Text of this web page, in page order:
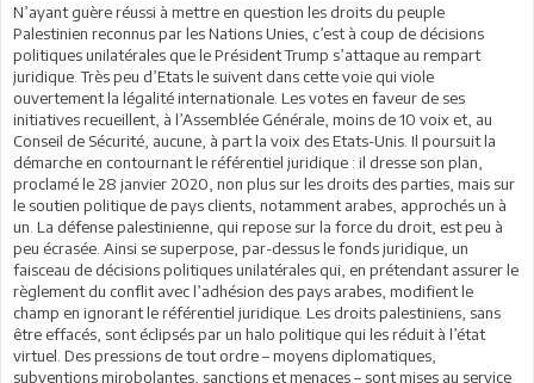
N’ayant guère réussi à mettre en question les droits du peuple
Palestinien reconnus par les Nations Unies, c’est à coup de décisions
politiques unilatérales que le Président Trump s’attaque au rempart
juridique. Très peu d’Etats le suivent dans cette voie qui viole
ouvertement la légalité internationale. Les votes en faveur de ses
initiatives recueillent, à l’Assemblée Générale, moins de 10 voix et, au
Conseil de Sécurité, aucune, à part la voix des Etats-Unis. Il poursuit la
démarche en contournant le référentiel juridique : il dresse son plan,
proclamé le 28 janvier 2020, non plus sur les droits des parties, mais sur
le soutien politique de pays clients, notamment arabes, approchés un à
un. La défense palestinienne, qui repose sur la force du droit, est peu à
peu écrasée. Ainsi se superpose, par-dessus le fonds juridique, un
faisceau de décisions politiques unilatérales qui, en prétendant assurer le
règlement du conflit avec l’adhésion des pays arabes, modifient le
champ en ignorant le référentiel juridique. Les droits palestiniens, sans
être effacés, sont éclipsés par un halo politique qui les réduit à l’état
virtuel. Des pressions de tout ordre – moyens diplomatiques,
subventions mirobolantes, sanctions et menaces – sont mises au service